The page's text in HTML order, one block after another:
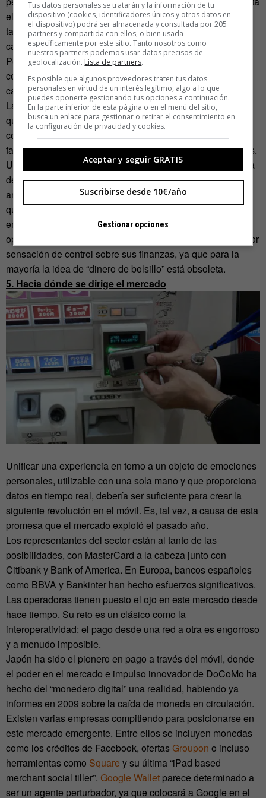
el monedero, mientras que la otra saca los billetes o la
tarjeta. Estamos tan acostumbrados a esta acción que ya
casi no la notamos, pero realmente es un inconveniente.
Pensemos en tener que dejar una bolsa de papel con la
compra en un suelo mojado para sacar el dinero de un
cajero, por ejemplo.
La razón final es la falta de datos en tiempo real. A medida
que nos alejamos de la economía del dinero efectivo, la
comodidad de las tarjetas nos han inculcado un
falso sentido de seguridad en relación con nuestros activos.
Una de nuestras madres del grupo entrevistado se quejaba
de que si usa la tarjeta gasta demasiado, y sus
amigas viven en un perpetuo estado de descubierto. Esta
queja fue compartida por varios de los adolescentes
encuestados. El uso de datos en tiempo real para
operaciones financieras proporcionará al usuario una mayor
sensación de control sobre sus finanzas, ya que para la
mayoría la idea de “dinero de bolsillo” está obsoleta.
5. Hacia dónde se dirige el mercado
Unificar una experiencia en torno a un objeto de emociones
personales, utilizable con una sola mano y que proporciona
datos en tiempo real, debería ser suficiente para crear la
siguiente revolución en el móvil. Es, tal vez, a causa de esta
promesa que el mercado explotó el pasado año.
Los representantes del sector están al tanto de las
posibilidades, con MasterCard a la cabeza junto con
Citibank y Bank of America. En Europa, bancos españoles
como BBVA y Bankinter han hecho esfuerzos significativos.
Las operadoras tienen puesto el ojo en este mercado desde
hace tiempo. Su reto es un clásico como la
interoperatividad: el pago desde una red a otra es engorroso
y a menudo imposible.
Japón ha sido el pionero en pago a través del móvil, donde
el poder en el mercado e impulso innovador de DoCoMo ha
hecho del “monedero digital” una realidad, habiendo ya
informes en 2009 sobre la caída de moneda en circulación.
Existen varias empresas compitiendo para posicionarse en
este mercado emergente. Entre ellos se incluyen monedas
como los créditos de Facebook, ofertasGroupon o incluso
herramientas como Square y su última “iPad based
merchant social tiller”. Google Wallet parece determinado a
ser un agente perturbador, ya que colocará a Google en el
Tus datos personales se tratarán y la información de tu
dispositivo (cookies, identificadores únicos y otros datos en
el dispositivo) podrá ser almacenada y consultada por 205
partners y compartida con ellos, o bien usada
específicamente por este sitio. Tanto nosotros como
nuestros partners podemos usar datos precisos de
geolocalización. Lista de partners.
Es posible que algunos proveedores traten tus datos
personales en virtud de un interés legítimo, algo a lo que
puedes oponerte gestionando tus opciones a continuación.
En la parte inferior de esta página o en el menú del sitio,
busca un enlace para gestionar o retirar el consentimiento en
la configuración de privacidad y cookies.
Aceptar y seguir GRATIS
Suscribirse desde 10€/año
Gestionar opciones